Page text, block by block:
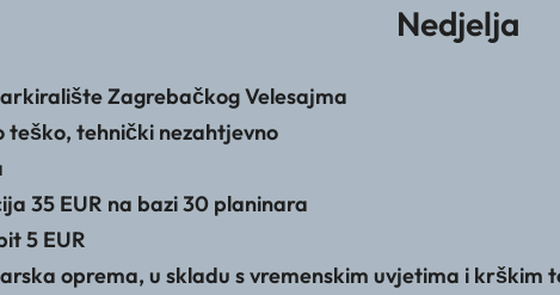
Nedjelja
Zagrebačkog Velesajma
teško, tehnički nezahtjevno
35 EUR na bazi 30 planinara
5 EUR
oprema, u skladu s vremenskim uvjetima i krškim